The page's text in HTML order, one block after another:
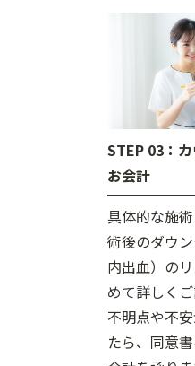
STEP 03：
お会計
具体的な施
術後のダウ
内出血）の
めて詳しく
不明点や不
たら、同意